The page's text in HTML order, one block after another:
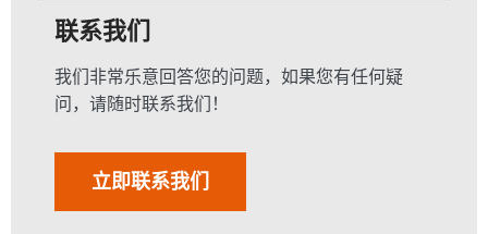
联系我们
我们非常乐意回答您的问题，如果您有任何疑
问，请随时联系我们！
立即联系我们